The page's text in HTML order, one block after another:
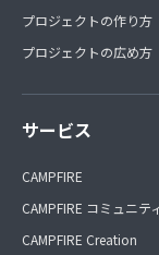
プロジェクトの作り方
プロジェクトの広め方
サービス
CAMPFIRE
CAMPFIRE コミュニテ
CAMPFIRE Creation